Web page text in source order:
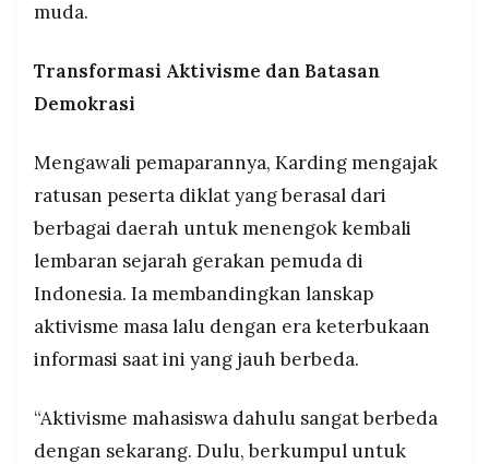
muda.
Transformasi Aktivisme dan Batasan
Demokrasi
Mengawali pemaparannya, Karding mengajak
ratusan peserta diklat yang berasal dari
berbagai daerah untuk menengok kembali
lembaran sejarah gerakan pemuda di
Indonesia. Ia membandingkan lanskap
aktivisme masa lalu dengan era keterbukaan
informasi saat ini yang jauh berbeda.
“Aktivisme mahasiswa dahulu sangat berbeda
dengan sekarang. Dulu, berkumpul untuk